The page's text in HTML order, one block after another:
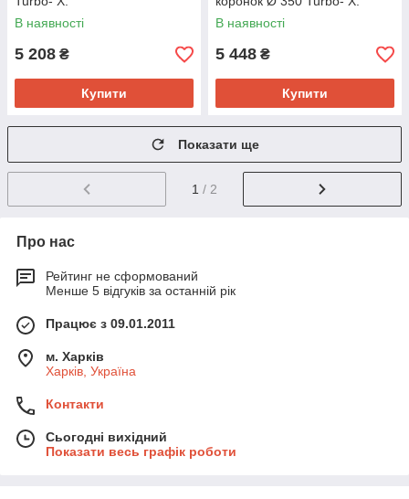
В наявності
5 208 ₴
Купити
В наявності
5 448 ₴
Купити
Показати ще
1 / 2
Про нас
Рейтинг не сформований
Менше 5 відгуків за останній рік
Працює з 09.01.2011
м. Харків
Харків, Україна
Контакти
Сьогодні вихідний
Показати весь графік роботи